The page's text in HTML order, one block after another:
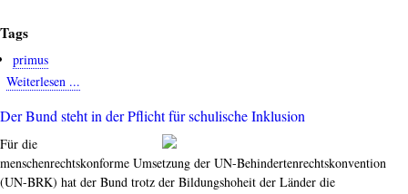
für
Tags
primus
Weiterlesen ...
THE
9.
März
Der Bund steht in der Pflicht für schulische Inklusion
Für die
menschenrechtskonforme Umsetzung der UN-Behindertenrechtskonvention
(UN-BRK) hat der Bund trotz der Bildungshoheit der Länder die